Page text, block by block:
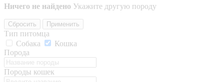
Ничего не найдено Укажите другую породу
Сбросить Применить
Тип питомца
Собака
Кошка
Порода
Породы кошек